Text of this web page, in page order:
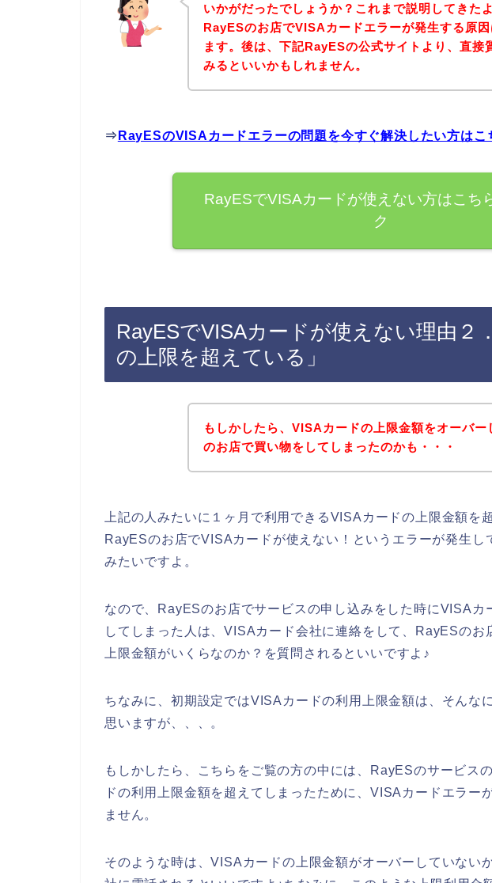
いかがだったでしょうか？これまで説明してきたよ
RayESのお店でVISAカードエラーが発生する原因
ます。後は、下記RayESの公式サイトより、直接
みるといいかもしれません。
⇒ RayESのVISAカードエラーの問題を今すぐ解決したい方はこ
RayESでVISAカードが使えない方はこち
ク
RayESでVISAカードが使えない理由２
の上限を超えている」
もしかしたら、VISAカードの上限金額をオーバー
のお店で買い物をしてしまったのかも・・・
上記の人みたいに１ヶ月で利用できるVISAカードの上限金額を
RayESのお店でVISAカードが使えない！というエラーが発生し
みたいですよ。
なので、RayESのお店でサービスの申し込みをした時にVISAカ
してしまった人は、VISAカード会社に連絡をして、RayESのお
上限金額がいくらなのか？を質問されるといいですよ♪
ちなみに、初期設定ではVISAカードの利用上限金額は、そんな
思いますが、、、。
もしかしたら、こちらをご覧の方の中には、RayESのサービス
ドの利用上限金額を超えてしまったために、VISAカードエラー
ません。
そのような時は、VISAカードの上限金額がオーバーしていない